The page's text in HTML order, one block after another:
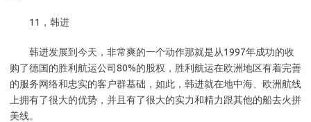
11，韩进
韩进发展到今天，非常爽的一个动作那就是从1997年成功的收
购了德国的胜利航运公司80%的股权，胜利航运在欧洲地区有着完善
的服务网络和忠实的客户群基础，如此，韩进就在地中海、欧洲航线
上拥有了很大的优势，并且有了很大的实力和精力跟其他的船去火拼
美线。